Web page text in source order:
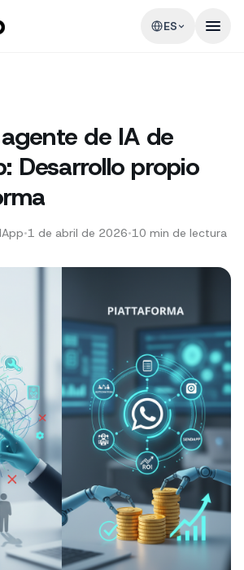
ES
de IA de
Desarrollo propio
•1 de abril de 2026•10 min de lectura